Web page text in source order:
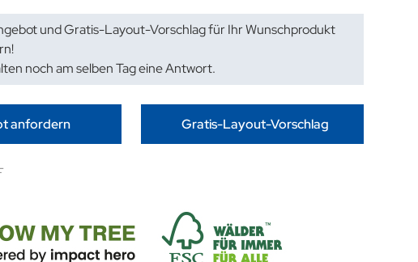
und Gratis-Layout-Vorschlag für Ihr Wunschprodukt
noch am selben Tag eine Antwort.
anfordern Gratis-Layout-Vorschlag